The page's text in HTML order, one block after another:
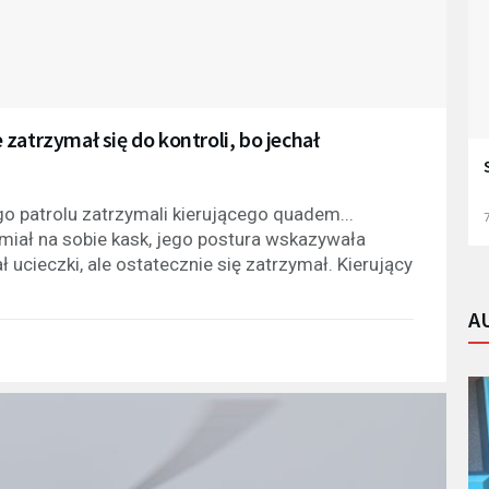
się do kontroli, bo jechał
patrolu zatrzymali kierującego quadem...
na sobie kask, jego postura wskazywała
ucieczki, ale ostatecznie się zatrzymał. Kierujący